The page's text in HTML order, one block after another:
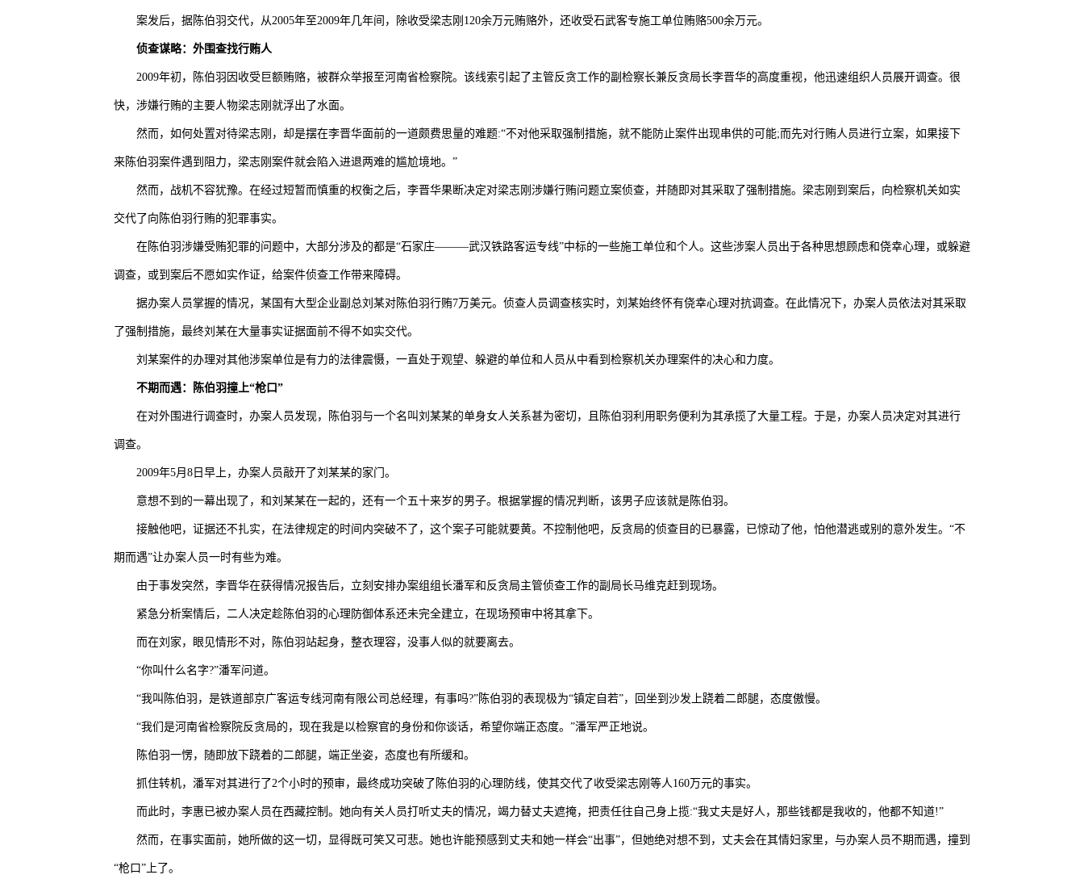
案发后，据陈伯羽交代，从2005年至2009年几年间，除收受梁志刚120余万元贿赂外，还收受石武客专施工单位贿赂500余万元。
侦查谋略：外围查找行贿人
2009年初，陈伯羽因收受巨额贿赂，被群众举报至河南省检察院。该线索引起了主管反贪工作的副检察长兼反贪局长李晋华的高度重视，他迅速组织人员展开调查。很
快，涉嫌行贿的主要人物梁志刚就浮出了水面。
然而，如何处置对待梁志刚，却是摆在李晋华面前的一道颇费思量的难题:“不对他采取强制措施，就不能防止案件出现串供的可能;而先对行贿人员进行立案，如果接下
来陈伯羽案件遇到阻力，梁志刚案件就会陷入进退两难的尴尬境地。”
然而，战机不容犹豫。在经过短暂而慎重的权衡之后，李晋华果断决定对梁志刚涉嫌行贿问题立案侦查，并随即对其采取了强制措施。梁志刚到案后，向检察机关如实
交代了向陈伯羽行贿的犯罪事实。
在陈伯羽涉嫌受贿犯罪的问题中，大部分涉及的都是“石家庄———武汉铁路客运专线”中标的一些施工单位和个人。这些涉案人员出于各种思想顾虑和侥幸心理，或躲避
调查，或到案后不愿如实作证，给案件侦查工作带来障碍。
据办案人员掌握的情况，某国有大型企业副总刘某对陈伯羽行贿7万美元。侦查人员调查核实时，刘某始终怀有侥幸心理对抗调查。在此情况下，办案人员依法对其采取
了强制措施，最终刘某在大量事实证据面前不得不如实交代。
刘某案件的办理对其他涉案单位是有力的法律震慑，一直处于观望、躲避的单位和人员从中看到检察机关办理案件的决心和力度。
不期而遇：陈伯羽撞上“枪口”
在对外围进行调查时，办案人员发现，陈伯羽与一个名叫刘某某的单身女人关系甚为密切，且陈伯羽利用职务便利为其承揽了大量工程。于是，办案人员决定对其进行
调查。
2009年5月8日早上，办案人员敲开了刘某某的家门。
意想不到的一幕出现了，和刘某某在一起的，还有一个五十来岁的男子。根据掌握的情况判断，该男子应该就是陈伯羽。
接触他吧，证据还不扎实，在法律规定的时间内突破不了，这个案子可能就要黄。不控制他吧，反贪局的侦查目的已暴露，已惊动了他，怕他潜逃或别的意外发生。“不
期而遇”让办案人员一时有些为难。
由于事发突然，李晋华在获得情况报告后，立刻安排办案组组长潘军和反贪局主管侦查工作的副局长马维克赶到现场。
紧急分析案情后，二人决定趁陈伯羽的心理防御体系还未完全建立，在现场预审中将其拿下。
而在刘家，眼见情形不对，陈伯羽站起身，整衣理容，没事人似的就要离去。
“你叫什么名字?”潘军问道。
“我叫陈伯羽，是铁道部京广客运专线河南有限公司总经理，有事吗?”陈伯羽的表现极为“镇定自若”，回坐到沙发上跷着二郎腿，态度傲慢。
“我们是河南省检察院反贪局的，现在我是以检察官的身份和你谈话，希望你端正态度。”潘军严正地说。
陈伯羽一愣，随即放下跷着的二郎腿，端正坐姿，态度也有所缓和。
抓住转机，潘军对其进行了2个小时的预审，最终成功突破了陈伯羽的心理防线，使其交代了收受梁志刚等人160万元的事实。
而此时，李惠已被办案人员在西藏控制。她向有关人员打听丈夫的情况，竭力替丈夫遮掩，把责任往自己身上揽:“我丈夫是好人，那些钱都是我收的，他都不知道!”
然而，在事实面前，她所做的这一切，显得既可笑又可悲。她也许能预感到丈夫和她一样会“出事”，但她绝对想不到，丈夫会在其情妇家里，与办案人员不期而遇，撞到
“枪口”上了。